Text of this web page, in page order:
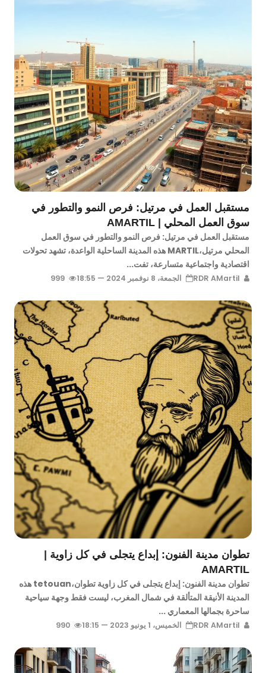
مستقبل العمل في مرتيل: فرص النمو والتطور في
سوق العمل المحلي | AMARTIL
مستقبل العمل في مرتيل: فرص النمو والتطور في سوق العمل
المحلي مرتيل،MARTIL هذه المدينة الساحلية الواعدة، تشهد تحولات
اقتصادية واجتماعية متسارعة، تفت...
الجمعة، 8 نوفمبر 2024 — 18:55
تطوان مدينة الفنون: إبداع يتجلى في كل زاوية |
AMARTIL
تطوان مدينة الفنون: إبداع يتجلى في كل زاوية تطوان،tetouan هذه
المدينة الأنيقة المتألقة في شمال المغرب، ليست فقط وجهة سياحية
ساحرة بجمالها المعماري ...
الخميس، 1 يونيو 2023 — 18:15